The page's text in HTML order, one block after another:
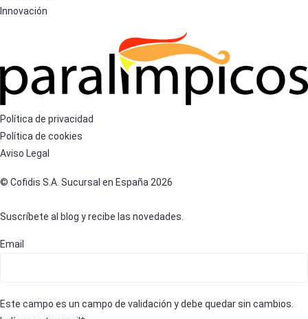
Innovación
Política de privacidad
Política de cookies
Aviso Legal
© Cofidis S.A. Sucursal en España 2026
Suscríbete al blog y recibe las novedades.
Email
Este campo es un campo de validación y debe quedar sin cambios.